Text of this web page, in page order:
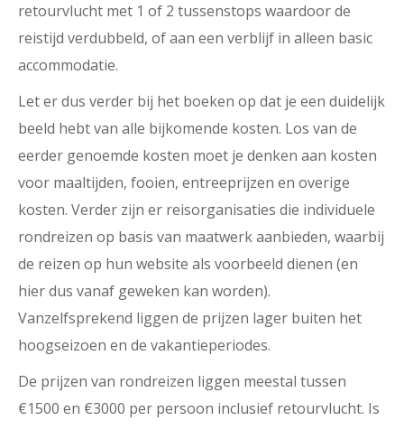
retourvlucht met 1 of 2 tussenstops waardoor de
reistijd verdubbeld, of aan een verblijf in alleen basic
accommodatie.
Let er dus verder bij het boeken op dat je een duidelijk
beeld hebt van alle bijkomende kosten. Los van de
eerder genoemde kosten moet je denken aan kosten
voor maaltijden, fooien, entreeprijzen en overige
kosten. Verder zijn er reisorganisaties die individuele
rondreizen op basis van maatwerk aanbieden, waarbij
de reizen op hun website als voorbeeld dienen (en
hier dus vanaf geweken kan worden).
Vanzelfsprekend liggen de prijzen lager buiten het
hoogseizoen en de vakantieperiodes.
De prijzen van rondreizen liggen meestal tussen
€1500 en €3000 per persoon inclusief retourvlucht. Is